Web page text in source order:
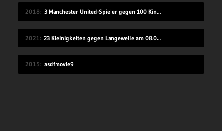
2018 3 Manchester United-Spieler gegen 100 Kinder
2021 23 Kleinigkeiten gegen Langeweile am 08.08.2021
2015 asdfmovie9